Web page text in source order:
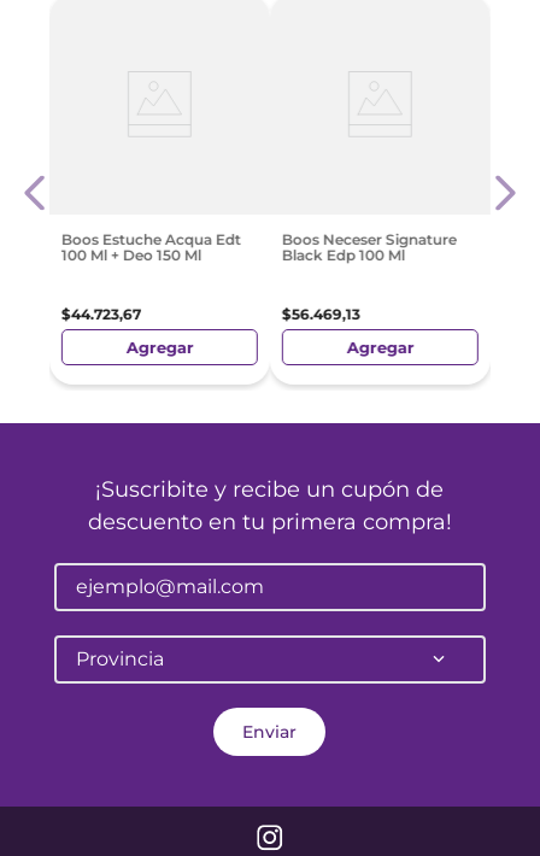
Boos Estuche Acqua Edt
100 Ml + Deo 150 Ml
$44.723,67
Agregar
Boos Neceser Signature
Black Edp 100 Ml
$56.469,13
Agregar
¡Suscribite y recibe un cupón de
descuento en tu primera compra!
Provincia
Enviar